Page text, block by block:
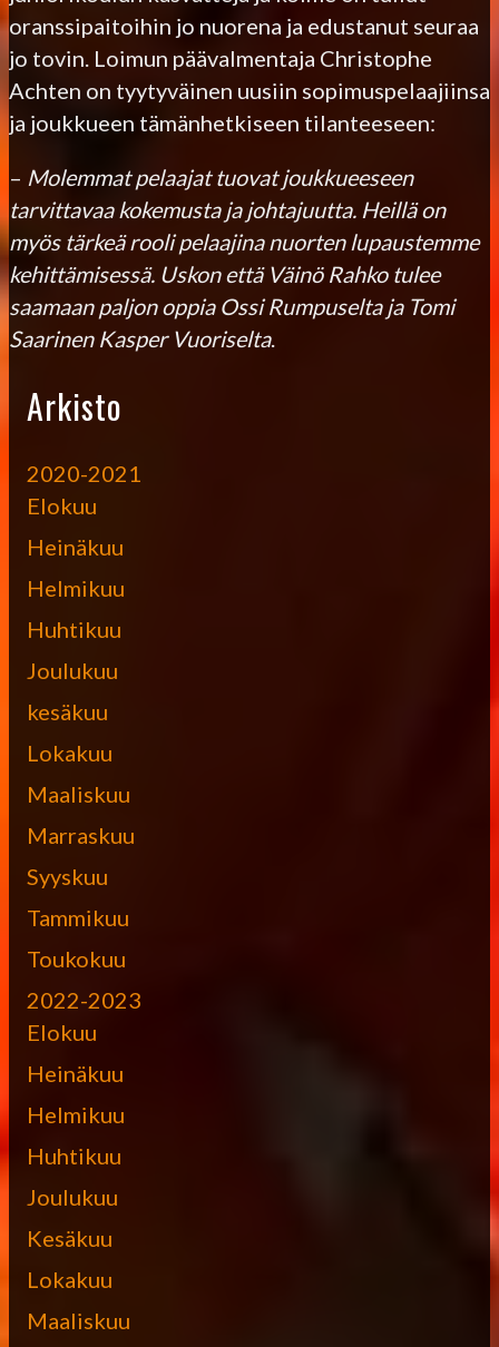
oranssipaitoihin jo nuorena ja edustanut seuraa
jo tovin. Loimun päävalmentaja Christophe
Achten on tyytyväinen uusiin sopimuspelaajiinsa
ja joukkueen tämänhetkiseen tilanteeseen:
– Molemmat pelaajat tuovat joukkueeseen
tarvittavaa kokemusta ja johtajuutta. Heillä on
myös tärkeä rooli pelaajina nuorten lupaustemme
kehittämisessä. Uskon että Väinö Rahko tulee
saamaan paljon oppia Ossi Rumpuselta ja Tomi
Saarinen Kasper Vuoriselta.
Arkisto
2020-2021
Elokuu
Heinäkuu
Helmikuu
Huhtikuu
Joulukuu
kesäkuu
Lokakuu
Maaliskuu
Marraskuu
Syyskuu
Tammikuu
Toukokuu
2022-2023
Elokuu
Heinäkuu
Helmikuu
Huhtikuu
Joulukuu
Kesäkuu
Lokakuu
Maaliskuu